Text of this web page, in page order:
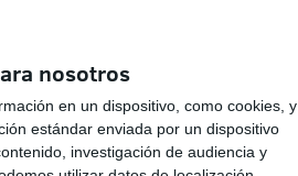
nosotros
en un dispositivo, como cookies, y
estándar enviada por un dispositivo
investigación de audiencia y